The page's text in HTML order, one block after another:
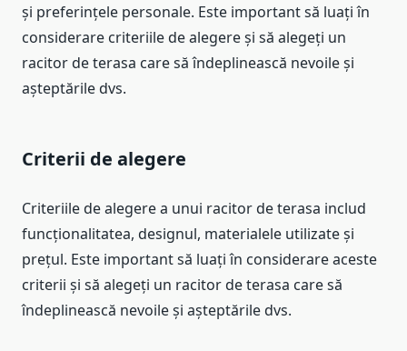
și preferințele personale. Este important să luați în
considerare criteriile de alegere și să alegeți un
racitor de terasa care să îndeplinească nevoile și
așteptările dvs.
Criterii de alegere
Criteriile de alegere a unui racitor de terasa includ
funcționalitatea, designul, materialele utilizate și
prețul. Este important să luați în considerare aceste
criterii și să alegeți un racitor de terasa care să
îndeplinească nevoile și așteptările dvs.